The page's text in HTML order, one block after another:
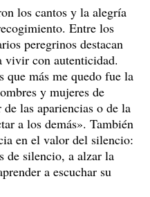
los cantos y la alegría
Entre los
peregrinos destacan
vivir con autenticidad.
que más me quedo fue la
y mujeres de
las apariencias o de la
a los demás». También
en el valor del silencio:
de silencio, a alzar la
a escuchar su